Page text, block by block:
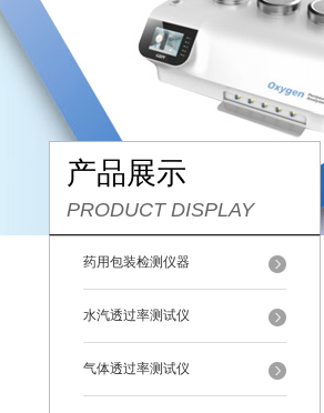
产品展示
PRODUCT DISPLAY
药用包装检测仪器
水汽透过率测试仪
气体透过率测试仪